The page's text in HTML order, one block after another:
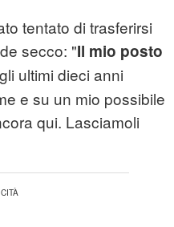
tentato di trasferirsi
secco: "Il mio posto
ultimi dieci anni
e su un mio possibile
qui. Lasciamoli